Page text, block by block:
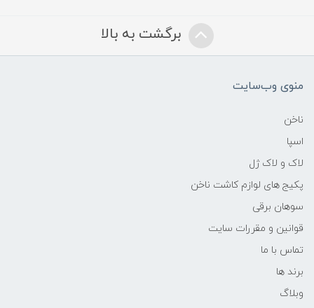
برگشت به بالا
منوی وب‌سایت
ناخن
اسپا
لاک و لاک ژل
پکیج های لوازم کاشت ناخن
سوهان برقی
قوانین و مقررات سایت
تماس با ما
برند ها
وبلاگ